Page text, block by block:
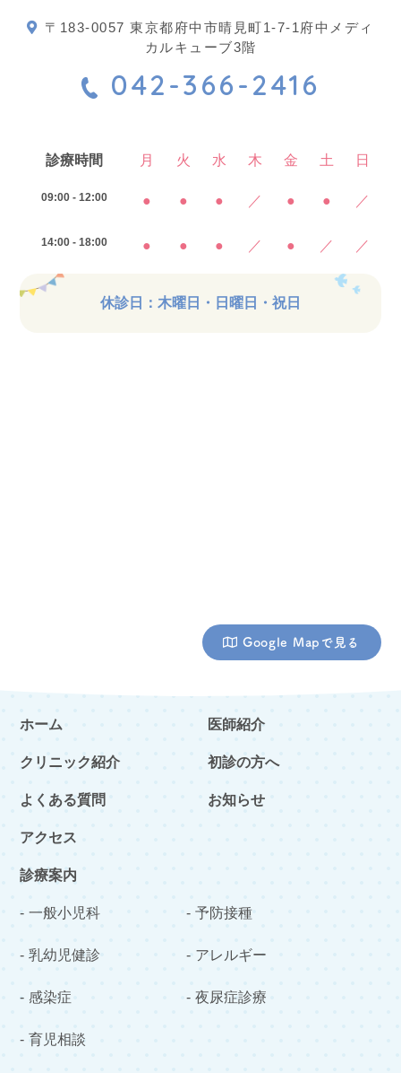
〒183-0057 東京都府中市晴見町1-7-1府中メディ
カルキューブ3階
042-366-2416
診療時間 月 火 水 木 金 土 日
09:00 - 12:00 ● ● ● ／ ● ● ／
14:00 - 18:00 ● ● ● ／ ● ／ ／
休診日：木曜日・日曜日・祝日
Google Mapで見る
ホーム 医師紹介
クリニック紹介 初診の方へ
よくある質問 お知らせ
アクセス
診療案内
一般小児科 予防接種
乳幼児健診 アレルギー
感染症 夜尿症診療
育児相談